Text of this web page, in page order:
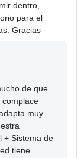
dentro,
para el
Gracias
de que
muy
+ Sistema de
tiene